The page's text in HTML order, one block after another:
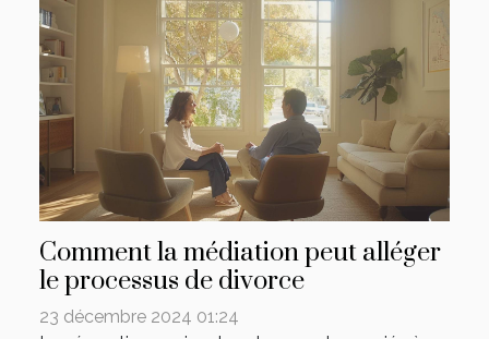
Comment la médiation peut alléger
le processus de divorce
23 décembre 2024 01:24